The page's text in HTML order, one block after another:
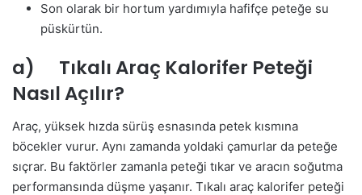
Son olarak bir hortum yardımıyla hafifçe peteğe su
püskürtün.
a) Tıkalı Araç Kalorifer Peteği
Nasıl Açılır?
Araç, yüksek hızda sürüş esnasında petek kısmına
böcekler vurur. Aynı zamanda yoldaki çamurlar da peteğe
sıçrar. Bu faktörler zamanla peteği tıkar ve aracın soğutma
performansında düşme yaşanır. Tıkalı araç kalorifer peteği